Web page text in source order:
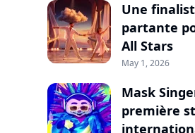
Une
partante
All Stars
May 1, 2026
Mask
première